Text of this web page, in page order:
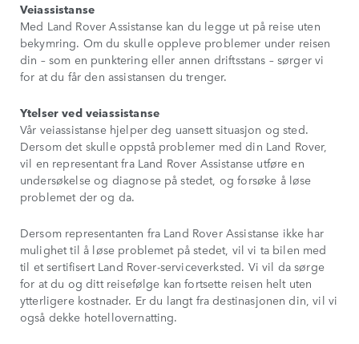
Veiassistanse
Med Land Rover Assistanse kan du legge ut på reise uten
bekymring. Om du skulle oppleve problemer under reisen
din – som en punktering eller annen driftsstans – sørger vi
for at du får den assistansen du trenger.
Ytelser ved veiassistanse
Vår veiassistanse hjelper deg uansett situasjon og sted.
Dersom det skulle oppstå problemer med din Land Rover,
vil en representant fra Land Rover Assistanse utføre en
undersøkelse og diagnose på stedet, og forsøke å løse
problemet der og da.
Dersom representanten fra Land Rover Assistanse ikke har
mulighet til å løse problemet på stedet, vil vi ta bilen med
til et sertifisert Land Rover-serviceverksted. Vi vil da sørge
for at du og ditt reisefølge kan fortsette reisen helt uten
ytterligere kostnader. Er du langt fra destinasjonen din, vil vi
også dekke hotellovernatting.